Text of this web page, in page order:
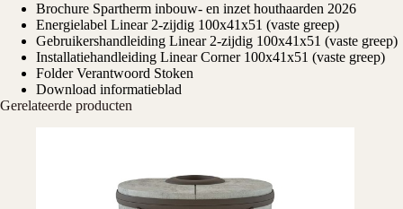
Brochure Spartherm inbouw- en inzet houthaarden 2026
Energielabel Linear 2-zijdig 100x41x51 (vaste greep)
Gebruikershandleiding Linear 2-zijdig 100x41x51 (vaste greep)
Installatiehandleiding Linear Corner 100x41x51 (vaste greep)
Folder Verantwoord Stoken
Download informatieblad
Gerelateerde producten